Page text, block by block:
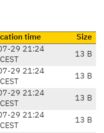
time Size
29 21:24
CEST
13 B
29 21:24
CEST
13 B
29 21:24
CEST
13 B
29 21:24
CEST
13 B